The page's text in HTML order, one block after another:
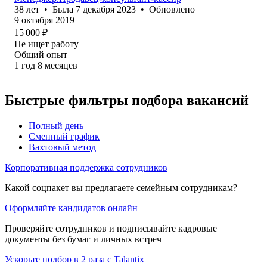
38 лет • Была 7 декабря 2023 • Обновлено
9 октября 2019
15 000 ₽
Не ищет работу
Общий опыт
1 год 8 месяцев
Быстрые фильтры подбора вакансий
Полный день
Сменный график
Вахтовый метод
Корпоративная поддержка сотрудников
Какой соцпакет вы предлагаете семейным сотрудникам?
Оформляйте кандидатов онлайн
Проверяйте сотрудников и подписывайте кадровые
документы без бумаг и личных встреч
Ускорьте подбор в 2 раза с Talantix